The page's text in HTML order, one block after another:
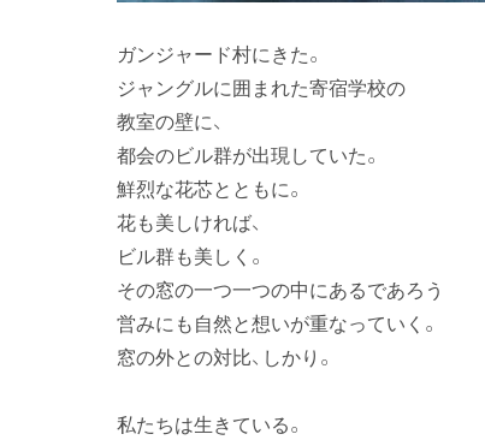
ガンジャード村にきた。
ジャングルに囲まれた寄宿学校の
教室の壁に、
都会のビル群が出現していた。
鮮烈な花芯とともに。
花も美しければ、
ビル群も美しく。
その窓の一つ一つの中にあるであろう
営みにも自然と想いが重なっていく。
窓の外との対比、しかり。
私たちは生きている。